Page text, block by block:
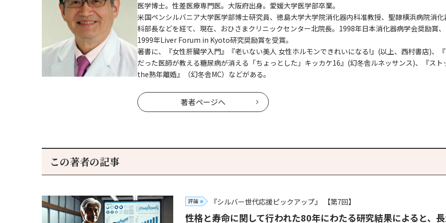
医学博士。性差医療専門医。大阪府出身。愛媛大学医学部卒業。
米国ペンシルバニア大学医学部博士研究員、徳島大学大学院消化器内科准教授、聖隷横浜病院消化
科部長などを経て、現在、おひさまクリニックセンター北院長。1998年日本消化器病学会奨励賞、
1999年Liver Forum in Kyoto研究奨励賞を受賞。
著書に、『女性肝臓学入門』『老いない美人 女性ホルモンできれいになる!』(以上、西村書店)、
だった医師が教える糖尿病が消える「ちょっとした」キッカケ16』(幻冬舎ルネッサンス)、『スト
the熟年離婚』（幻冬舎MC）などがある。
著者ページへ
この著者の記事
評論 『シルバー世代応援ピックアップ』 【第7回】
性格と寿命に関して行われた80年にわたる研究結果によると、